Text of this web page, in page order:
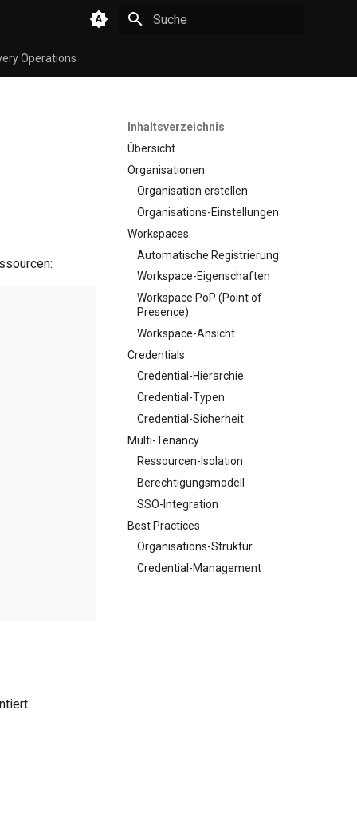
Operations
Inhaltsverzeichnis
Übersicht
Organisationen
Organisation erstellen
Organisations-Einstellungen
Workspaces
Automatische Registrierung
Workspace-Eigenschaften
Workspace PoP (Point of
Presence)
Workspace-Ansicht
Credentials
Credential-Hierarchie
Credential-Typen
Credential-Sicherheit
Multi-Tenancy
Ressourcen-Isolation
Berechtigungsmodell
SSO-Integration
Best Practices
Organisations-Struktur
Credential-Management